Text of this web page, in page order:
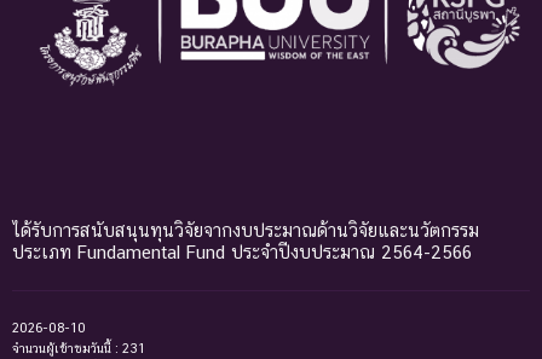
ได้รับการสนับสนุนทุนวิจัยจากงบประมาณด้านวิจัยและนวัตกรรม
ประเภท Fundamental Fund ประจำปีงบประมาณ 2564-2566
2026-08-10
จำนวนผู้เข้าชมวันนี้ : 231